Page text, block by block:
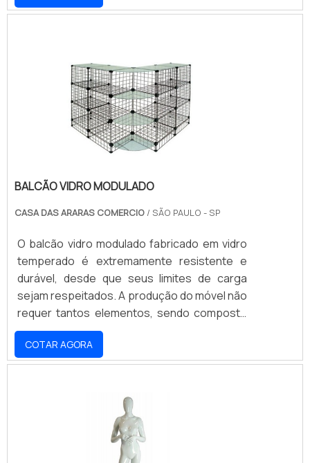
cliente.Aproveite a visita para acessar o
solicite um orçamento!
SUSTENTAÇÃO ADEQUADAA arara de chão
PVC que garantem a sustentação adequada
para o produto, mesmo quando a arara está
preenchida com peças de ves.
BALCÃO VIDRO MODULADO
CASA DAS ARARAS COMERCIO / SÃO PAULO - SP
O balcão vidro modulado fabricado em vidro
temperado é extremamente resistente e
durável, desde que seus limites de carga
sejam respeitados. A produção do móvel não
requer tantos elementos, sendo composto
basicamente de nichos de vidro incolor, com
espessura de 4mm e unidos por acessórios
fabricados separadamente.O grande
ser instalada sob medida em qualquer
ambiente, mesmo em locais com espaço
reduzido, pois a montagem é realizada com a
COTAR AGORA